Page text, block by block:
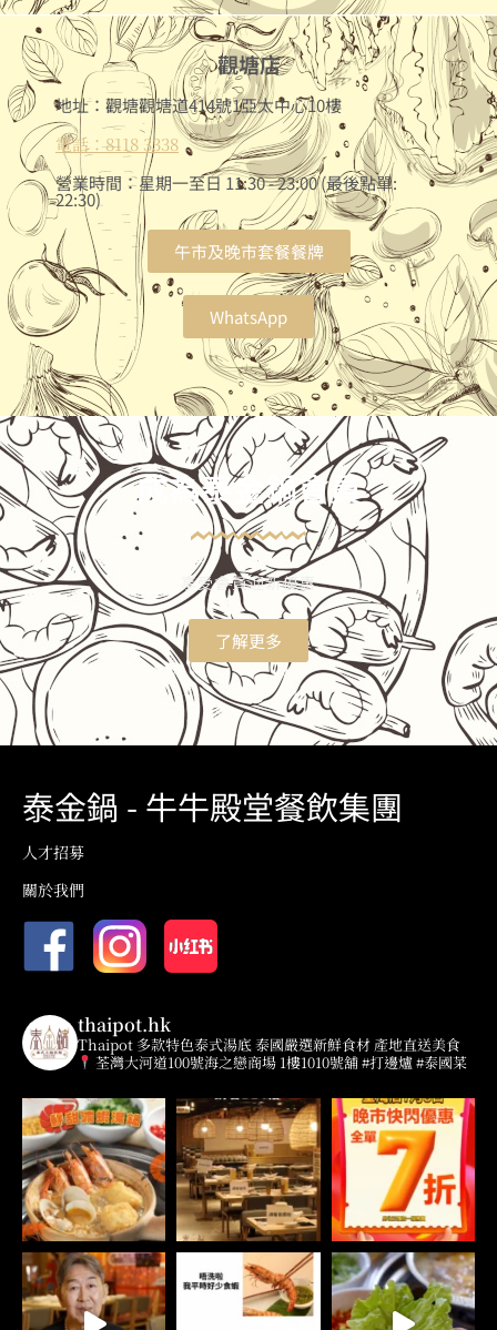
觀塘店
地址：觀塘觀塘道414號1亞太中心10樓
電話：8118 3338
營業時間：星期一至日 11:30 - 23:00 (最後點單:
22:30)
午市及晚市套餐餐牌
WhatsApp
成為泰金鍋會員
享受會員迎新優惠
了解更多
泰金鍋 - 牛牛殿堂餐飲集團
人才招募
關於我們​
thaipot.hk
Thaipot 多款特色泰式湯底泰國嚴選新鮮食材 產地直送美食
荃灣大河道100號海之戀商場 1樓1010號舖#打邊爐 #泰國菜